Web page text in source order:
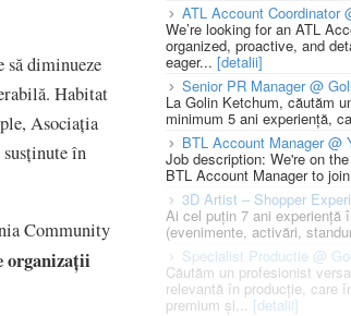
să diminueze
Habitat
Asociația
în
Community
organizații
ATL Account Coordinator
We’re looking for an ATL
organized, proactive, and
eager... [detalii]
Senior PR Manager @
La Golin Ketchum, căutăm
minimum 5 ani experiență,
BTL Account Manager @
Job description: We're on
BTL Account Manager to
3D Artist – Shopper
Ai cel puțin 7 ani experiență
(evenimente, activări,
Specialist Productie @
Căutăm un profesionist
relevantă în producție, care
premium și... [detalii]